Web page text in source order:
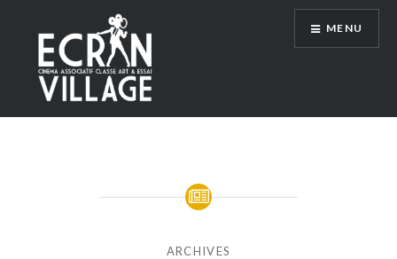
contenu
principal
ÉCRAN VILLAGE
MENU
ARCHIVES